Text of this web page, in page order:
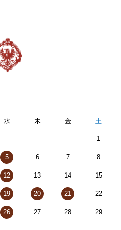
水 木 金 土
1
5 6 7 8
12 13 14 15
19 20 21 22
26 27 28 29